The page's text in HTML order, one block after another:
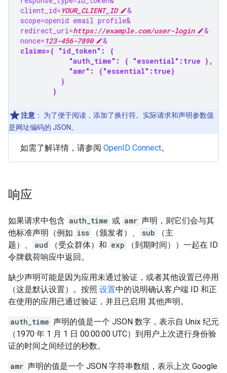
client_id= YOUR_CLIENT_ID
&
scope=openid email profile&
redirect_uri=https://example.com/user-login
&
nonce= 123-456-7890
&
claims={ "id_token": {
            "auth_time": { "essential":true },
            "amr": {"essential":true}
          }
        }
注意 ：
为了便于阅读，添加了换行符。实际请求和声明参数值
是网址编码的 JSON。
如需了解详情，请参阅 OpenID Connect。
响应
如果请求中包含 auth_time 或 amr 声明，则它们会与其
他标准声明（例如 iss （颁发者）、 sub
（主
题）、
aud （受众群体）和 exp
（到期时间））一起在 ID
令牌载荷响应中返回。
缺少声明可能是因为应用未通过验证，或者其他设置已停用
（这是默认设置）。按照 设置中的说明确认客户端 ID 和正
在使用的应用已通过验证，并且已启用 其他声明。
auth_time 声明的值是一个 JSON 数字，表示自 Unix 纪元
（1970 年 1 月 1 日 00:00:00 UTC）到用户上次进行身份验
证的时间之间经过的秒数。
amr 声明的值是一个 JSON 字符串数组，表示上次 Google